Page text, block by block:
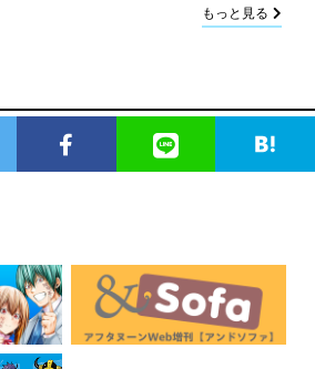
もっと見る